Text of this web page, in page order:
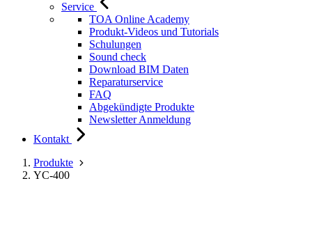
Service
TOA Online Academy
Produkt-Videos und Tutorials
Schulungen
Sound check
Download BIM Daten
Reparaturservice
FAQ
Abgekündigte Produkte
Newsletter Anmeldung
Kontakt
Produkte
YC-400